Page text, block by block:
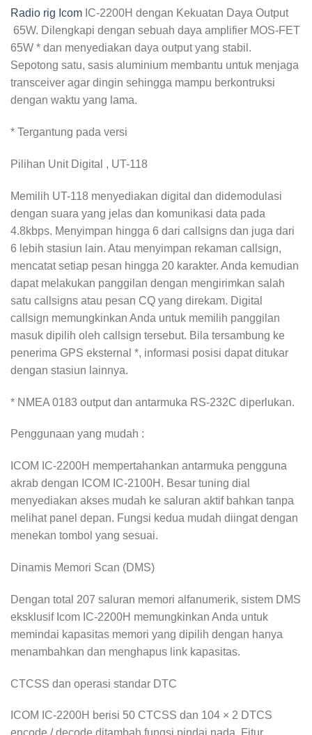
Radio rig Icom IC-2200H dengan Kekuatan Daya Output
65W. Dilengkapi dengan sebuah daya amplifier MOS-FET
65W * dan menyediakan daya output yang stabil.
Sepotong satu, sasis aluminium membantu untuk menjaga
transceiver agar dingin sehingga mampu berkontruksi
dengan waktu yang lama.
* Tergantung pada versi
Pilihan Unit Digital , UT-118
Memilih UT-118 menyediakan digital dan didemodulasi
dengan suara yang jelas dan komunikasi data pada
4.8kbps. Menyimpan hingga 6 dari callsigns dan juga dari
6 lebih stasiun lain. Atau menyimpan rekaman callsign,
mencatat setiap pesan hingga 20 karakter. Anda kemudian
dapat melakukan panggilan dengan mengirimkan salah
satu callsigns atau pesan CQ yang direkam. Digital
callsign memungkinkan Anda untuk memilih panggilan
masuk dipilih oleh callsign tersebut. Bila tersambung ke
penerima GPS eksternal *, informasi posisi dapat ditukar
dengan stasiun lainnya.
* NMEA 0183 output dan antarmuka RS-232C diperlukan.
Penggunaan yang mudah :
ICOM IC-2200H mempertahankan antarmuka pengguna
akrab dengan ICOM IC-2100H. Besar tuning dial
menyediakan akses mudah ke saluran aktif bahkan tanpa
melihat panel depan. Fungsi kedua mudah diingat dengan
menekan tombol yang sesuai.
Dinamis Memori Scan (DMS)
Dengan total 207 saluran memori alfanumerik, sistem DMS
eksklusif Icom IC-2200H memungkinkan Anda untuk
memindai kapasitas memori yang dipilih dengan hanya
menambahkan dan menghapus link kapasitas.
CTCSS dan operasi standar DTC
ICOM IC-2200H berisi 50 CTCSS dan 104 × 2 DTCS